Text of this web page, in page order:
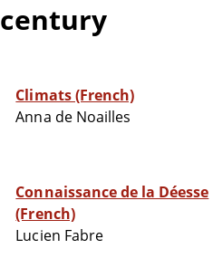
Climats (French)
Anna de Noailles
Connaissance de la Déesse
(French)
Lucien Fabre